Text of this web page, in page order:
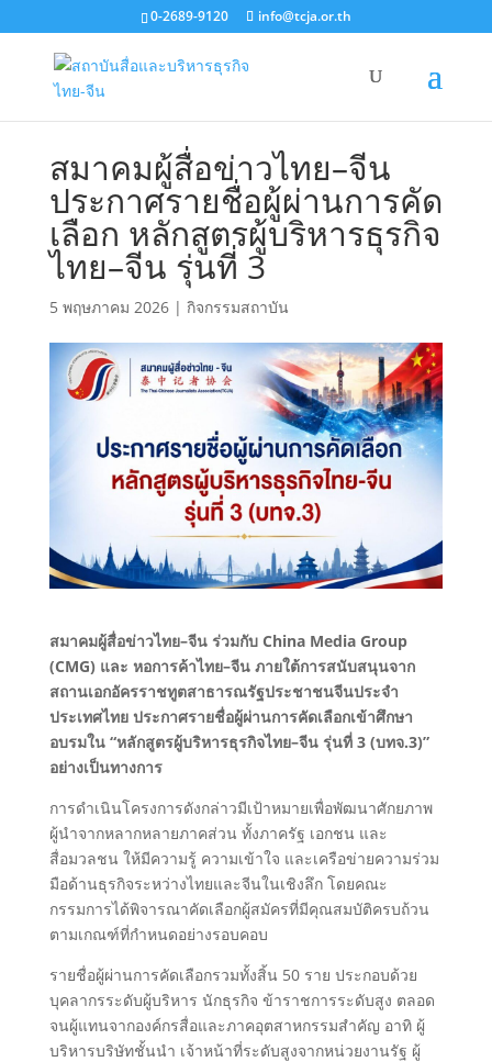
0-2689-9120 info@tcja.or.th
สมาคมผู้สื่อข่าวไทย–จีน
ประกาศรายชื่อผู้ผ่านการคัด
เลือก หลักสูตรผู้บริหารธุรกิจ
ไทย–จีน รุ่นที่ 3
5 พฤษภาคม 2026| กิจกรรมสถาบัน
สมาคมผู้สื่อข่าวไทย–จีน ร่วมกับ China Media Group
(CMG) และ หอการค้าไทย–จีนภายใต้การสนับสนุนจาก
สถานเอกอัครราชทูตสาธารณรัฐประชาชนจีนประจำ
ประเทศไทยประกาศรายชื่อผู้ผ่านการคัดเลือกเข้าศึกษา
อบรมใน “หลักสูตรผู้บริหารธุรกิจไทย–จีน รุ่นที่ 3 (บทจ.3)”
อย่างเป็นทางการ
การดำเนินโครงการดังกล่าวมีเป้าหมายเพื่อพัฒนาศักยภาพ
ผู้นำจากหลากหลายภาคส่วน ทั้งภาครัฐ เอกชน และ
สื่อมวลชน ให้มีความรู้ ความเข้าใจ และเครือข่ายความร่วม
มือด้านธุรกิจระหว่างไทยและจีนในเชิงลึก โดยคณะ
กรรมการได้พิจารณาคัดเลือกผู้สมัครที่มีคุณสมบัติครบถ้วน
ตามเกณฑ์ที่กำหนดอย่างรอบคอบ
รายชื่อผู้ผ่านการคัดเลือกรวมทั้งสิ้น 50 ราย ประกอบด้วย
บุคลากรระดับผู้บริหาร นักธุรกิจ ข้าราชการระดับสูง ตลอด
จนผู้แทนจากองค์กรสื่อและภาคอุตสาหกรรมสำคัญ อาทิ ผู้
บริหารบริษัทชั้นนำ เจ้าหน้าที่ระดับสูงจากหน่วยงานรัฐ ผู้